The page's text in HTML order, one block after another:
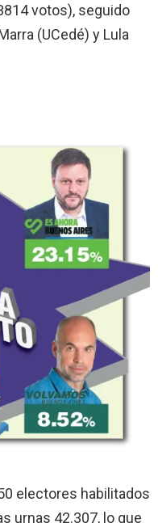
votos), seguido
(UCedé) y Lula
electores habilitados
urnas 42.307, lo que